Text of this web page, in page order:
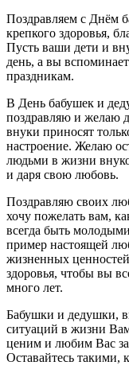
Поздравляем с Днём
крепкого здоровья,
Пусть ваши дети и
день, а вы
праздникам.
В День бабушек и
поздравляю и желаю
внуки приносят
настроение. Желаю
людьми в жизни
и даря свою любовь.
Поздравляю своих
хочу пожелать вам,
всегда быть
пример настоящей
жизненных
здоровья, чтобы вы
много лет.
Бабушки и дедушки,
ситуаций в жизни
ценим и любим Вас за
Оставайтесь такими,